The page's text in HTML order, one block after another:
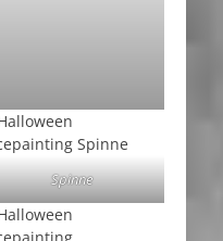
Spinne